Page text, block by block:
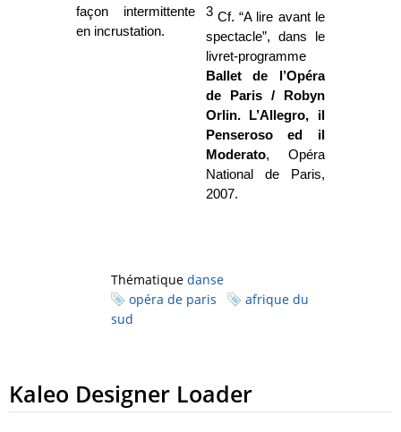
façon intermittente
en incrustation.
3 Cf. “A lire avant le
spectacle”, dans le
livret-programme
Ballet de l’Opéra
de Paris / Robyn
Orlin. L’Allegro, il
Penseroso ed il
Moderato, Opéra
National de Paris,
2007.
Thématique danse
opéra de paris
afrique du
sud
Kaleo Designer Loader